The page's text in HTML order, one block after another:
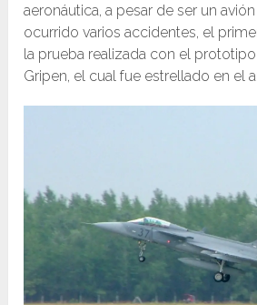
aeronáutica, a pesar de ser un
ocurrido varios accidentes, el
la prueba realizada con el
Gripen, el cual fue estrellado en el